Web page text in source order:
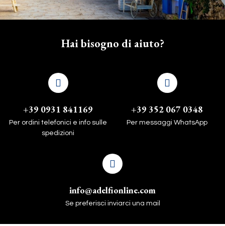
Hai bisogno di aiuto?
+39 0931 841169
Per ordini telefonici e info sulle
spedizioni
+39 352 067 0348
Per messaggi WhatsApp
info@adelfionline.com
Se preferisci inviarci una mail